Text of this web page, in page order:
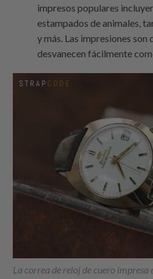
impresos populares
estampados de animales,
y más. Las impresiones son
desvanecen fácilmente
La correa de reloj de cuero